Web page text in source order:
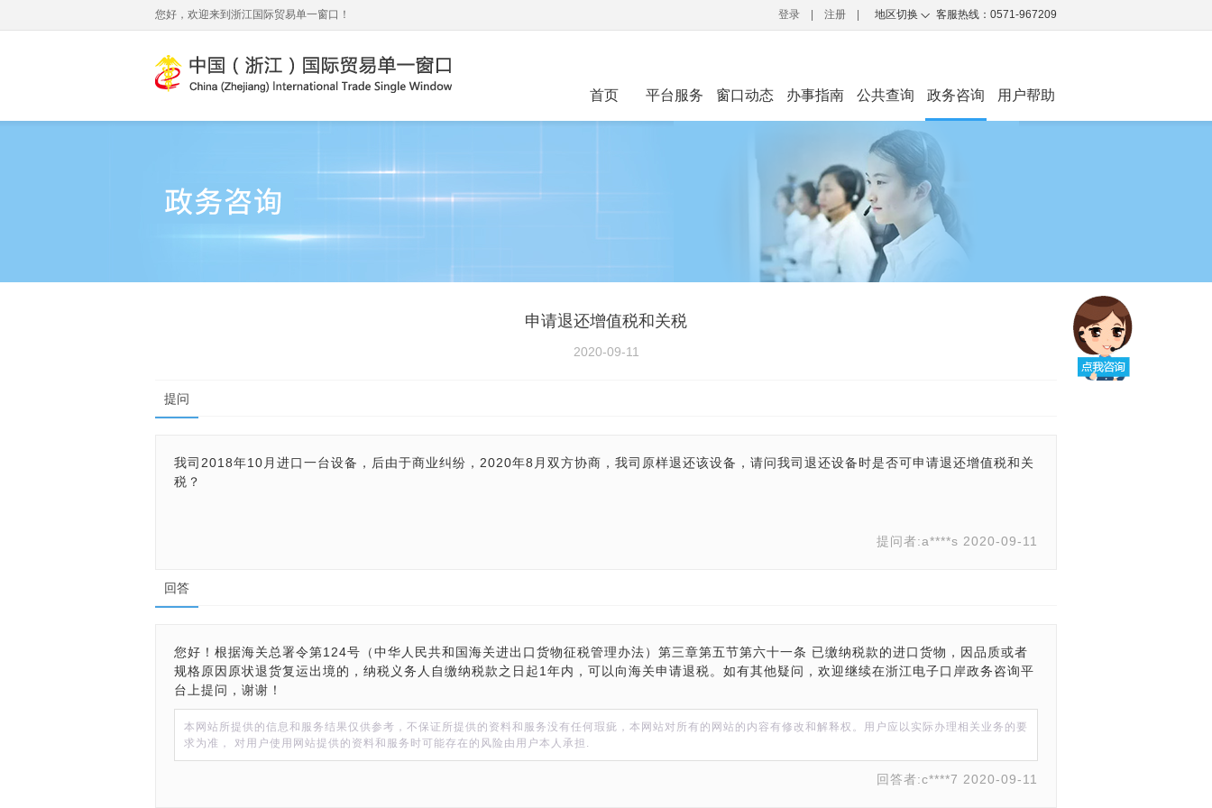
您好，欢迎来到浙江国际贸易单一窗口！ 登录 注册 地区切换 客服热线：0571-967209
首页 平台服务 窗口动态 办事指南 公共查询 政务咨询 用户帮助
申请退还增值税和关税
2020-09-11
提问
我司2018年10月进口一台设备，后由于商业纠纷，2020年8月双方协商，我司原样退还该设备，请问我司退还设备时是否可申请退还增值税和关
税？
提问者:a****s 2020-09-11
回答
您好！根据海关总署令第124号（中华人民共和国海关进出口货物征税管理办法）第三章第五节第六十一条 已缴纳税款的进口货物，因品质或者
规格原因原状退货复运出境的，纳税义务人自缴纳税款之日起1年内，可以向海关申请退税。如有其他疑问，欢迎继续在浙江电子口岸政务咨询平
台上提问，谢谢！
本网站所提供的信息和服务结果仅供参考，不保证所提供的资料和服务没有任何瑕疵，本网站对所有的网站的内容有修改和解释权。用户应以实际办理相关业务的要
求为准， 对用户使用网站提供的资料和服务时可能存在的风险由用户本人承担.
回答者:c****7 2020-09-11